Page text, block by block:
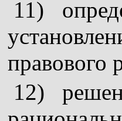
11)
правового
12)